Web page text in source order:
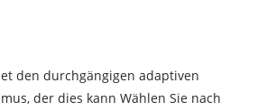
den durchgängigen adaptiven
der dies kann Wählen Sie nach